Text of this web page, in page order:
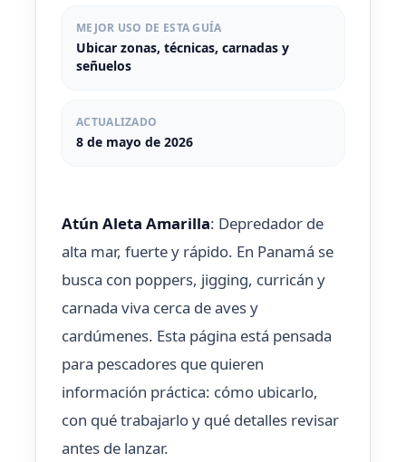
MEJOR USO DE ESTA GUÍA
Ubicar zonas, técnicas, carnadas y
señuelos
ACTUALIZADO
8 de mayo de 2026
Atún Aleta Amarilla: Depredador de
alta mar, fuerte y rápido. En Panamá se
busca con poppers, jigging, curricán y
carnada viva cerca de aves y
cardúmenes. Esta página está pensada
para pescadores que quieren
información práctica: cómo ubicarlo,
con qué trabajarlo y qué detalles revisar
antes de lanzar.